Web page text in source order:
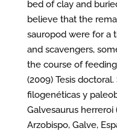
bed of clay and
believe that the
sauropod were for a
and scavengers,
the course of
(2009) Tesis
filogenéticas y
Galvesaurus
Arzobispo, Galve,